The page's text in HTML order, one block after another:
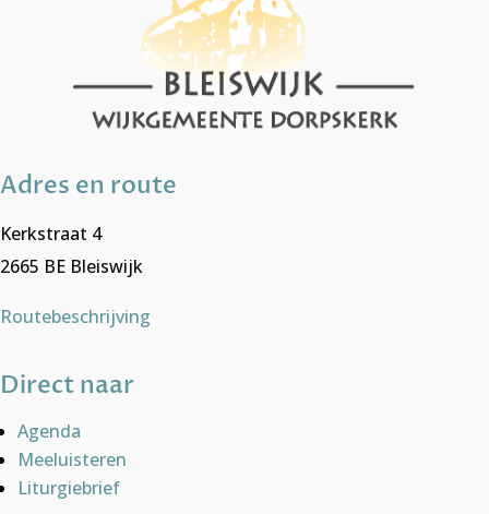
Adres en route
Kerkstraat 4
2665 BE Bleiswijk
Routebeschrijving
Direct naar
Agenda
Meeluisteren
Liturgiebrief